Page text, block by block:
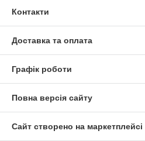
Контакти
Доставка та оплата
Графік роботи
Повна версія сайту
Сайт створено на маркетплейсі